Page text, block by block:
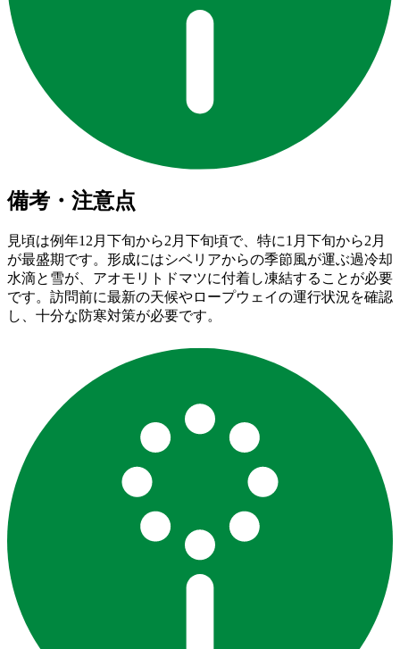
備考・注意点
見頃は例年12月下旬から2月下旬頃で、特に1月下旬から2月
が最盛期です。形成にはシベリアからの季節風が運ぶ過冷却
水滴と雪が、アオモリトドマツに付着し凍結することが必要
です。訪問前に最新の天候やロープウェイの運行状況を確認
し、十分な防寒対策が必要です。